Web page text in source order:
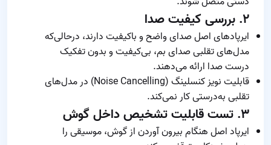
۲. بررسی کیفیت صدا
ایرپادهای اصل صدای واضح و باکیفیت دارند، درحالی‌که
مدل‌های تقلبی صدای بم، بی‌کیفیت و بدون تفکیک
درست صدا ارائه می‌دهند.
قابلیت نویز کنسلینگ (Noise Cancelling) در مدل‌های
تقلبی به‌درستی کار نمی‌کند.
۳. تست قابلیت تشخیص داخل گوش
ایرپاد اصل هنگام بیرون آوردن از گوش، موسیقی را